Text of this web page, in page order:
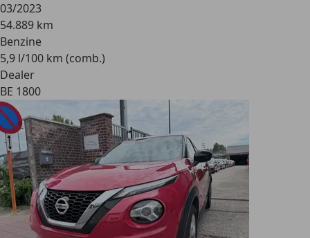
03/2023
54.889 km
Benzine
5,9 l/100 km (comb.)
Dealer
BE 1800